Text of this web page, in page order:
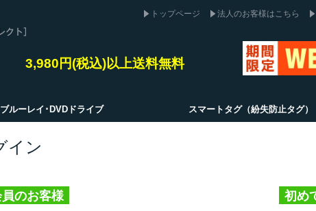
トップページ 法人のお客様はこちら
3,980円(税込)以上送料無料
ブルーレイ･DVDドライブ スマートタグ（紛失防止タグ）
イン
のお客様 初め